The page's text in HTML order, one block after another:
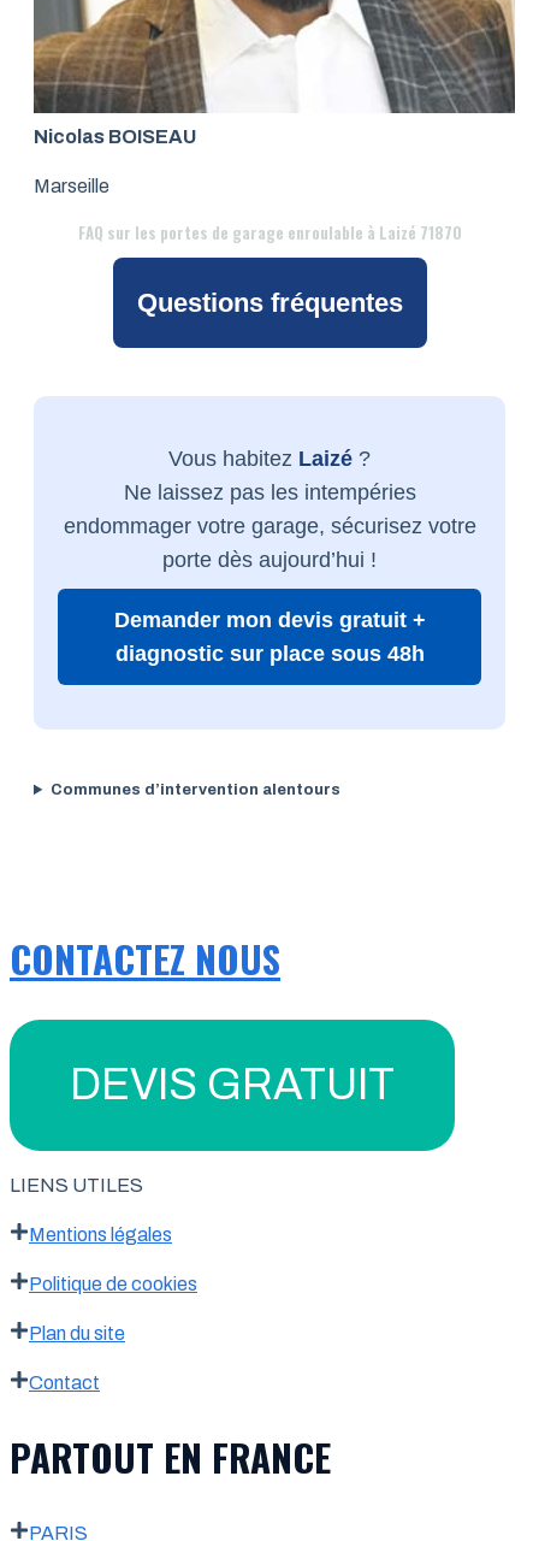
Nicolas BOISEAU
Marseille
FAQ sur les portes de garage enroulable à Laizé 71870
Questions fréquentes
Vous habitez Laizé ?
Ne laissez pas les intempéries
endommager votre garage, sécurisez votre
porte dès aujourd’hui !
Demander mon devis gratuit +
diagnostic sur place sous 48h
Communes d’intervention alentours
CONTACTEZ NOUS
DEVIS GRATUIT
LIENS UTILES
Mentions légales
Politique de cookies
Plan du site
Contact
PARTOUT EN FRANCE
PARIS